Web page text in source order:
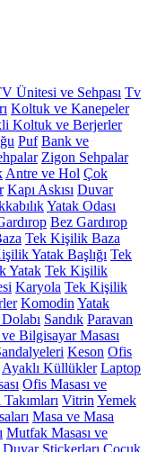
Ünitesi ve Sehpası Tv
Koltuk ve Kanepeler
Koltuk ve Berjerler
Puf Bank ve
Zigon Sehpalar
Antre ve Hol Çok
Kapı Askısı Duvar
Yatak Odası
Bez Gardırop
Tek Kişilik Baza
Yatak Başlığı Tek
Yatak Tek Kişilik
Karyola Tek Kişilik
Komodin Yatak
Sandık Paravan
ve Bilgisayar Masası
Keson Ofis
Ayaklı Küllükler Laptop
Ofis Masası ve
Vitrin Yemek
Masa ve Masa
Mutfak Masası ve
Stickerları Çocuk